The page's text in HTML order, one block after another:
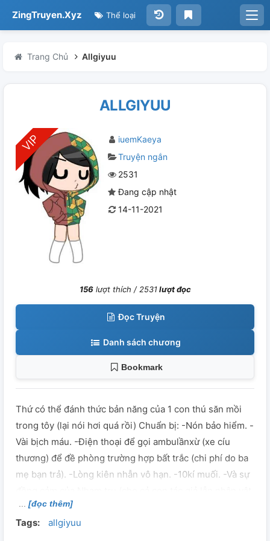
ZingTruyen.Xyz Thể loại
Trang Chủ Allgiyuu
ALLGIYUU
iuemKaeya
Truyện ngắn
2531
Đang cập nhật
14-11-2021
156lượt thích /2531lượt đọc
Đọc Truyện
Danh sách chương
Bookmark
Thứ có thể đánh thức bản năng của 1 con thú săn mồi
trong tôy (lại nói hơi quá rồi) Chuẩn bị: -Nón bảo hiểm. -
Vài bịch máu. -Điện thoại để gọi ambulầnxừ (xe cíu
thương) để đề phòng trường hợp bất trắc (chi phí do ba
mẹ bạn trả). -Lòng kiên nhẫn vô hạn. -10kí muối. -Và sự
"thảm thương" trong truyện). Warning: -Như tiêu đề. -
Nam hết cả lũ. -Đụt nằm dưới. -1 số nhân vật như Kanae,
[đọc thêm]
Tags: allgiyuu